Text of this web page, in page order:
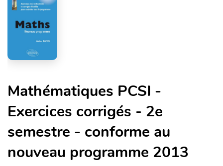
Mathématiques PCSI -
Exercices corrigés - 2e
semestre - conforme au
nouveau programme 2013